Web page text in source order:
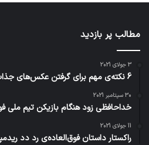
مطالب پر بازدید
3 جولای 2021
6 نکته‌ی مهم برای گرفتن عکس‌های جذاب‌تر در سفر
30 سپتامبر 2021
خداحافظی زود هنگام بازیکن تیم ملی
11 جولای 2021
راکستار داستان فوق‌العاده‌ی رد دد